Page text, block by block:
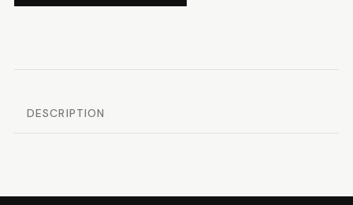
Les
DESCRIPTION